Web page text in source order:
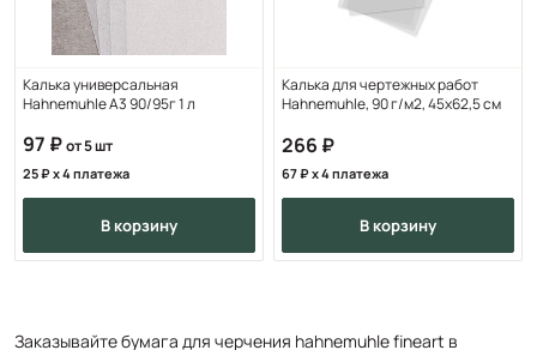
Калька универсальная
Hahnemuhle А3 90/95г 1 л
97 от 5 шт
25 x 4 платежа
в корзину
Калька для чертежных работ
Hahnemuhle, 90 г/м2, 45х62,5 см
266
67 x 4 платежа
в корзину
Заказывайте бумага для черчения hahnemuhle fineart в